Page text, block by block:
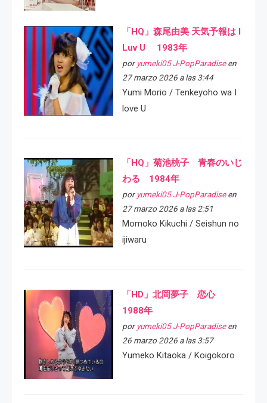
「HQ」森尾由美 天気予報は I
Luv U 1983年
por yumeki05 J-PopParadiseen
27 marzo 2026 a las 3:44
Yumi Morio / Tenkeyoho wa I
love U
「HQ」菊池桃子 青春のいじ
わる 1984年
por yumeki05 J-PopParadiseen
27 marzo 2026 a las 2:51
Momoko Kikuchi / Seishun no
ijiwaru
「HD」北岡夢子 恋心
1988年
por yumeki05 J-PopParadiseen
26 marzo 2026 a las 3:57
Yumeko Kitaoka / Koigokoro